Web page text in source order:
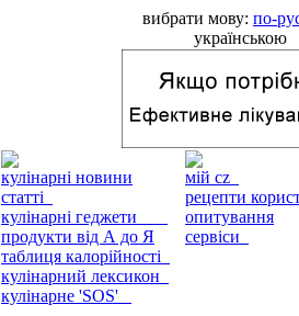
вибрати мову: по-
українською
кулінарні новини
статті
кулінарні геджети
продукти від А до Я
таблиця калорійності
кулінарний лексикон
кулінарне 'SOS'
мій cz
рецепти
опитування
сервіси